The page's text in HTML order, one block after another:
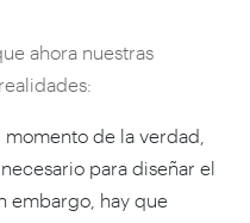
ahora nuestras
de la verdad,
para diseñar el
embargo, hay que